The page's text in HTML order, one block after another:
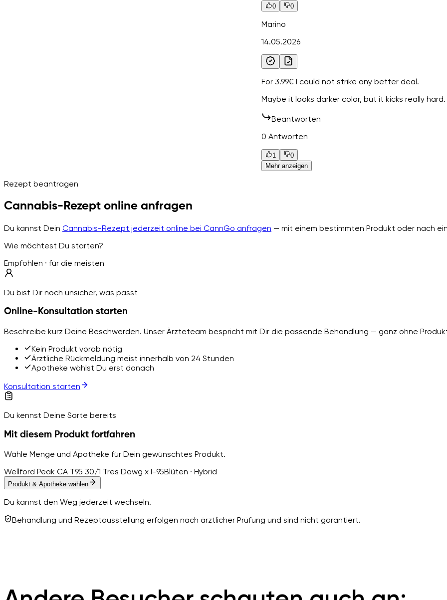
0 0
Marino
14.05.2026
For 3.99€ I could not strike any better deal.
Maybe it looks darker color, but it kicks really hard.
Beantworten
0 Antworten
1
0
Mehr anzeigen
Rezept beantragen
Cannabis-Rezept online anfragen
Du kannst Dein Cannabis-Rezept jederzeit online bei CannGo anfragen — mit einem bestimmten Produkt oder nach
Wie möchtest Du starten?
Empfohlen · für die meisten
Du bist Dir noch unsicher, was passt
Online-Konsultation starten
Beschreibe kurz Deine Beschwerden. Unser Ärzteteam bespricht mit Dir die passende Behandlung — ganz ohne
Kein Produkt vorab nötig
Ärztliche Rückmeldung meist innerhalb von 24 Stunden
Apotheke wählst Du erst danach
Konsultation starten
Du kennst Deine Sorte bereits
Mit diesem Produkt fortfahren
Wähle Menge und Apotheke für Dein gewünschtes Produkt.
Wellford Peak CA T95 30/1 Tres Dawg x I-95Blüten · Hybrid
Produkt & Apotheke wählen
Du kannst den Weg jederzeit wechseln.
Behandlung und Rezeptausstellung erfolgen nach ärztlicher Prüfung und sind nicht garantiert.